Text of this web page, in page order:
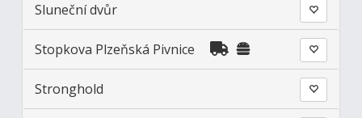
Sluneční dvůr
Stopkova Plzeňská Pivnice
Stronghold